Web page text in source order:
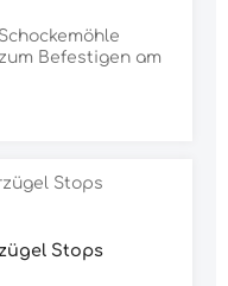
Befestigen am
Stops